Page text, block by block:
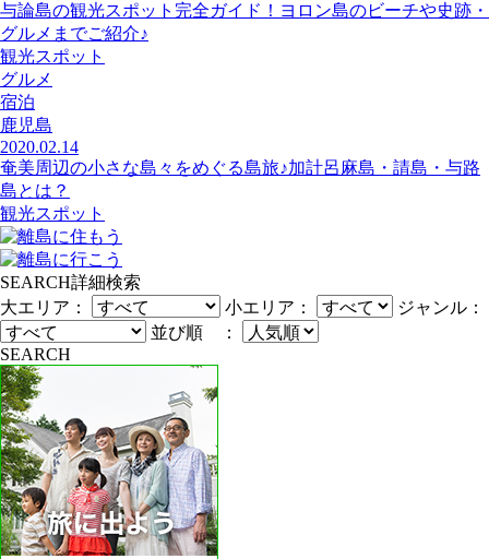
与論島の観光スポット完全ガイド！ヨロン島のビーチや史跡・
グルメまでご紹介♪
観光スポット
グルメ
宿泊
鹿児島
2020.02.14
奄美周辺の小さな島々をめぐる島旅♪加計呂麻島・請島・与路
島とは？
観光スポット
SEARCH詳細検索
大エリア：
小エリア：
ジャンル：
並び順 ：
SEARCH